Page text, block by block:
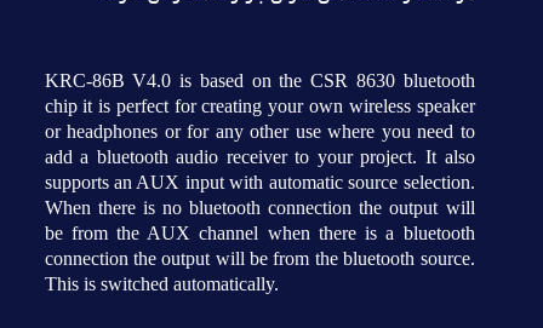
KRC-86B V4.0 is based on the CSR 8630 bluetooth
chip it is perfect for creating your own wireless speaker
or headphones or for any other use where you need to
add a bluetooth audio receiver to your project. It also
supports an AUX input with automatic source selection.
When there is no bluetooth connection the output will
be from the AUX channel when there is a bluetooth
connection the output will be from the bluetooth source.
This is switched automatically.